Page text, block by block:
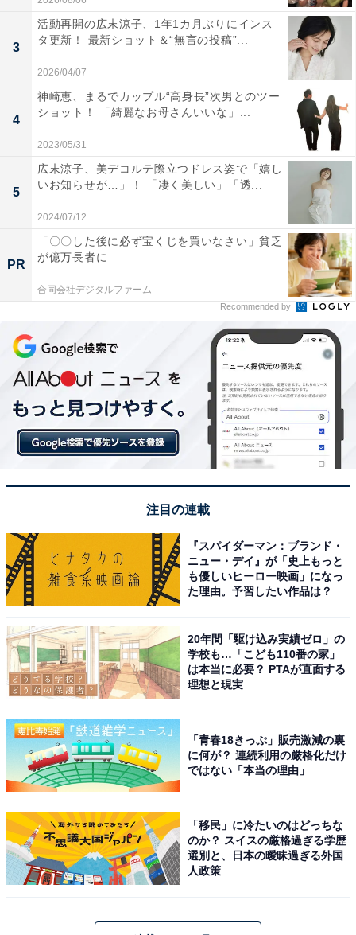
3
活動再開の広末涼子、1年1カ月ぶりにインス
タ更新！ 最新ショット＆“無言の投稿”...
2026/04/07
4
神崎恵、まるでカップル“高身長”次男とのツー
ショット！ 「綺麗なお母さんいいな」...
2023/05/31
5
広末涼子、美デコルテ際立つドレス姿で「嬉し
いお知らせが…」！ 「凄く美しい」「透...
2024/07/12
PR
「〇〇した後に必ず宝くじを買いなさい」貧乏
が億万長者に
合同会社デジタルファーム
Recommended by
注目の連載
『スパイダーマン：ブランド・
ニュー・デイ』が「史上もっと
も優しいヒーロー映画」になっ
た理由。予習したい作品は？
20年間「駆け込み実績ゼロ」の
学校も…「こども110番の家」
は本当に必要？ PTAが直面する
理想と現実
「青春18きっぷ」販売激減の裏
に何が？ 連続利用の厳格化だけ
ではない「本当の理由」
「移民」に冷たいのはどっちな
のか？ スイスの厳格過ぎる学歴
選別と、日本の曖昧過ぎる外国
人政策